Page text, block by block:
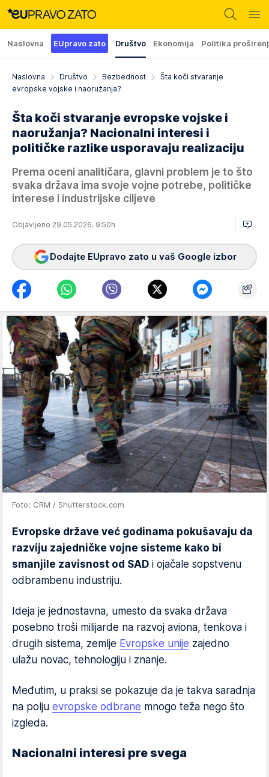
Naslovna EUpravo zato Društvo Ekonomija Politika
Naslovna Društvo Bezbednost
Šta koči stvaranje
evropske vojske i naoružanja?
Šta koči stvaranje evropske vojske i
naoružanja? Nacionalni interesi i
političke razlike usporavaju realizaciju
Prema oceni analitičara, glavni problem je to što
svaka država ima svoje vojne potrebe, političke
interese i industrijske ciljeve
Objavljeno 29.05.2026. 9:50h
Dodajte EUpravo zato u vaš Google izbor
Foto: CRM / Shutterstock.com
Evropske države već godinama pokušavaju da
razviju zajedničke vojne sisteme kako bi
smanjile zavisnost od SAD i ojačale sopstvenu
odbrambenu industriju.
Ideja je jednostavna, umesto da svaka država
posebno troši milijarde na razvoj aviona, tenkova i
drugih sistema, zemlje Evropske unije zajedno
ulažu novac, tehnologiju i znanje.
Međutim, u praksi se pokazuje da je takva saradnja
na polju evropske odbrane mnogo teža nego što
izgleda.
Nacionalni interesi pre svega